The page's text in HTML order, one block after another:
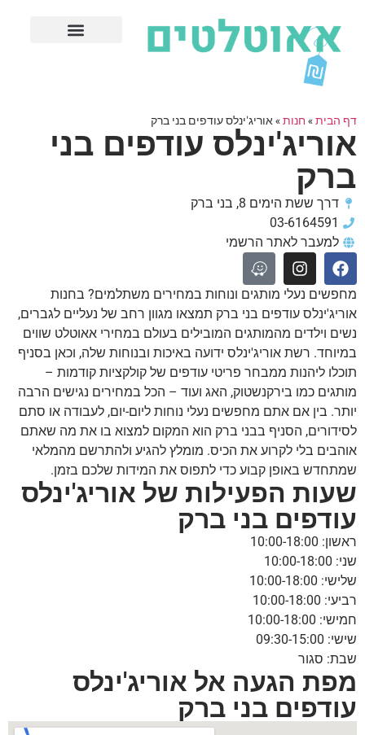
דף הבית» חנות»אוריג'ינלס עודפים בני ברק
אוריג'ינלס עודפים בני
ברק
דרך ששת הימים 8, בני ברק
03-6164591
למעבר לאתר הרשמי
מחפשים נעלי מותגים ונוחות במחירים משתלמים? בחנות
אוריג'ינלס עודפים בני ברק תמצאו מגוון רחב של נעליים לגברים,
נשים וילדים מהמותגים המובילים בעולם במחירי אאוטלט שווים
במיוחד. רשת אוריג'ינלס ידועה באיכות ובנוחות שלה, וכאן בסניף
תוכלו ליהנות ממבחר פריטי עודפים של קולקציות קודמות –
מותגים כמו בירקנשטוק, האג ועוד – הכל במחירים נגישים הרבה
יותר. בין אם אתם מחפשים נעלי נוחות ליום-יום, לעבודה או סתם
לסידורים, הסניף בבני ברק הוא המקום למצוא בו את מה שאתם
אוהבים בלי לקרוע את הכיס. מומלץ להגיע ולהתרשם מהמלאי
שמתחדש באופן קבוע כדי לתפוס את המידות שלכם בזמן.
שעות הפעילות של אוריג'ינלס
עודפים בני ברק
ראשון: 10:00-18:00
שני: 10:00-18:00
שלישי: 10:00-18:00
רביעי: 10:00-18:00
חמישי: 10:00-18:00
שישי: 09:30-15:00
שבת: סגור
מפת הגעה אל אוריג'ינלס
עודפים בני ברק